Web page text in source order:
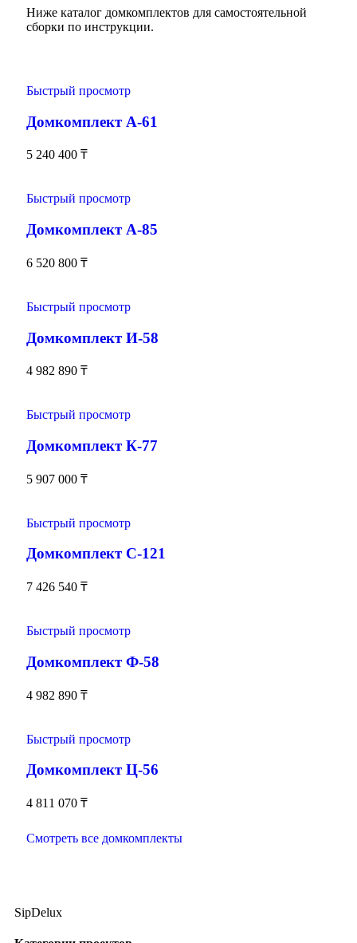
Ниже каталог домкомплектов для самостоятельной
сборки по инструкции.
Быстрый просмотр
Домкомплект А-61
5 240 400 ₸
Быстрый просмотр
Домкомплект А-85
6 520 800 ₸
Быстрый просмотр
Домкомплект И-58
4 982 890 ₸
Быстрый просмотр
Домкомплект К-77
5 907 000 ₸
Быстрый просмотр
Домкомплект С-121
7 426 540 ₸
Быстрый просмотр
Домкомплект Ф-58
4 982 890 ₸
Быстрый просмотр
Домкомплект Ц-56
4 811 070 ₸
Смотреть все домкомплекты
SipDelux